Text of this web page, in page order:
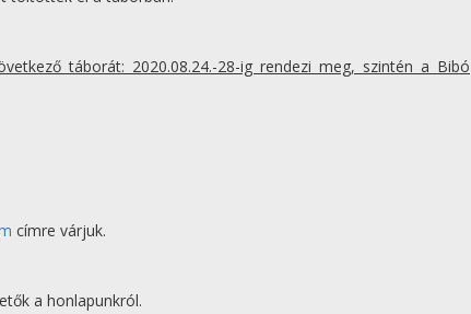
táborát: 2020.08.24.-28-ig rendezi meg, szintén a Bibó
címre várjuk.
a honlapunkról.